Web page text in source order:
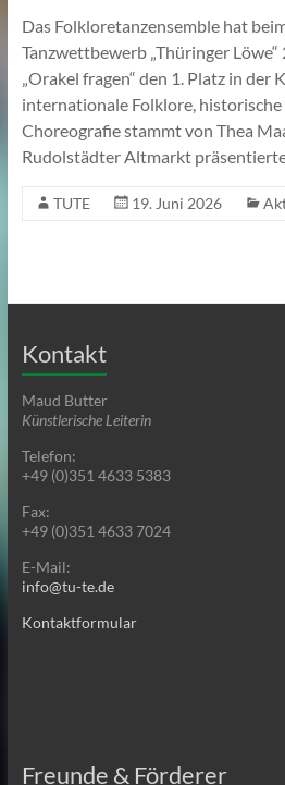
Das Folkloretanzensemble hat
Tanzwettbewerb „Thüringer Löwe“
„Orakel fragen“ den 1. Platz in der
internationale Folklore, historische
Choreografie stammt von Thea
Rudolstädter Altmarkt
TUTE 19. Juni 2026
Kontakt
Maud Butter
Künstlerische Leiterin
Telefon:
+49 (0)351 4633 5383
Fax:
+49 (0)351 4633 7024
E-Mail:
info@tu-te.de
Kontaktformular
Freunde & Förderer